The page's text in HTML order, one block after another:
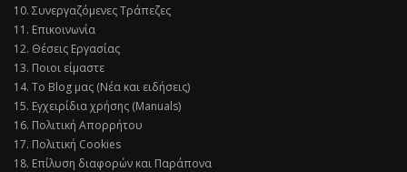
10. Συνεργαζόμενες Τράπεζες
11. Επικοινωνία
12. Θέσεις Εργασίας
13. Ποιοι είμαστε
14. Το Blog μας (Νέα και ειδήσεις)
15. Εγχειρίδια χρήσης (Manuals)
16. Πολιτική Απορρήτου
17. Πολιτική Cookies
18. Επίλυση διαφορών και Παράπονα